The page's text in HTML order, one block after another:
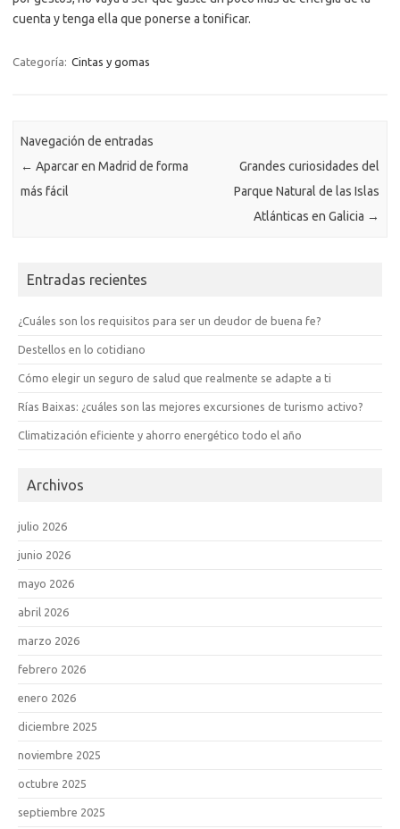
cuenta y tenga ella que ponerse a tonificar.
Categoría: Cintas y gomas
Navegación de entradas
← Aparcar en Madrid de forma
más fácil
Grandes curiosidades del
Parque Natural de las Islas
Atlánticas en Galicia →
Entradas recientes
¿Cuáles son los requisitos para ser un deudor de buena fe?
Destellos en lo cotidiano
Cómo elegir un seguro de salud que realmente se adapte a ti
Rías Baixas: ¿cuáles son las mejores excursiones de turismo activo?
Climatización eficiente y ahorro energético todo el año
Archivos
julio 2026
junio 2026
mayo 2026
abril 2026
marzo 2026
febrero 2026
enero 2026
diciembre 2025
noviembre 2025
octubre 2025
septiembre 2025